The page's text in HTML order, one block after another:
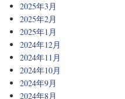
2025年3月
2025年2月
2025年1月
2024年12月
2024年11月
2024年10月
2024年9月
2024年8月